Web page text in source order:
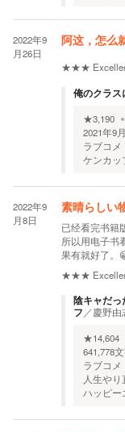
2022年9
月26日
阿这，怎么
★★★
俺のクラス
★3,190
2021年9
ラブコメ
ケンカッ
2022年9
月8日
素晴らしい
已经看完书籍
所以用电子书
果有就好了。
★★★
陰キャだっ
フ ／慶野由
★14,604
641,778
ラブコメ
人生やり
ハッピー